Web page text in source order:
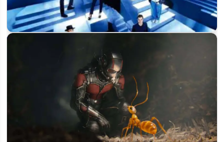
Иллюзия обмана 4: что известно о новой части, сюжете и
возможной…